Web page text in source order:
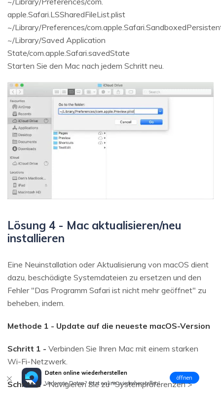
apple.Safari.LSSharedFileList.plist
~/Library/Preferences/
~/Library/Saved Application
State/com.apple.Safari.savedState
Starten Sie den Mac nach jedem Schritt neu.
Lösung 4 - Mac aktualisieren/neu
installieren
Eine Neuinstallation oder Aktualisierung von macOS dient
dazu, beschädigte Systemdateien zu ersetzen und den
Fehler "Das Programm Safari ist nicht mehr geöffnet" zu
beheben, indem.
Methode 1 - Update auf die neueste macOS-Version
Schritt 1 - Verbinden Sie Ihren Mac mit einem starken
Wi-Fi-Netzwerk.
Schritt 2 -Navigieren Sie zu "Systempräferenzen >
Daten online wiederherstellen
Verlorene Daten? Jetzt online wiederherstellen!
öffnen